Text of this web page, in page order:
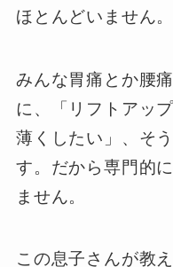
ほとんどいません。
みんな胃痛とか腰
に、「リフトアッ
薄くしたい」、そ
す。だから専門的
ません。
この息子さんが教